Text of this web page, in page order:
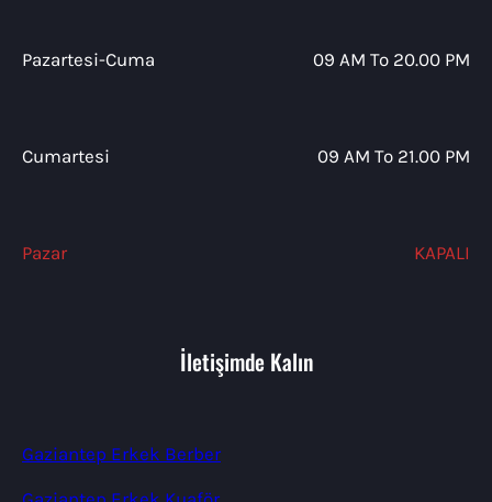
Pazartesi-Cuma 09 AM To 20.00 PM
Cumartesi 09 AM To 21.00 PM
Pazar KAPALI
İletişimde Kalın
Gaziantep Erkek Berber